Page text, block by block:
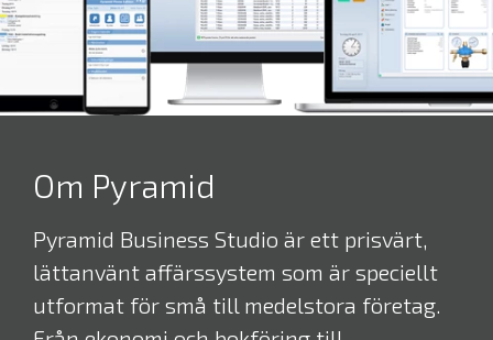
Om Pyramid
Pyramid Business Studio är ett prisvärt,
lättanvänt affärssystem som är speciellt
utformat för små till medelstora företag.